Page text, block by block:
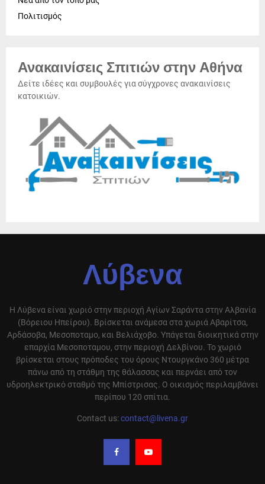
Πολιτισμός
Ανακαινίσεις Σπιτιών στην Αθήνα
Δείτε ιδέες και συμβουλές για σύγχρονες ανακαινίσεις
κατοικιών.
Λύβενα
Η Λύβενα είναι χωριό στην περιοχή Αγίων Σαράντα στην Αλβανία
(Βόρειου Ηπείρου). Βρίσκεται ανάμεσα στα χωριά Αβαρίτσα,
Αρδάσοβα, Μεσοποταμο, και Βελιάχοβο. Υπάγεται διοικητικά στην
επαρχία Μεσοποταμου, στην περιοχή Δελβίνου. Το χωριό
βρίσκεται στους πρόποδες του όρους Ντουργκάνο 360 μέτρα
πάνω από τη στάθμη της θάλασσας και περνάει από τον
υδροηλεκτρικό σταθμό της Μπίστρισας. Ο οικισμός περιλαμβάνει
περίπου 120 σπίτια.
Contact us:contact@livena.gr